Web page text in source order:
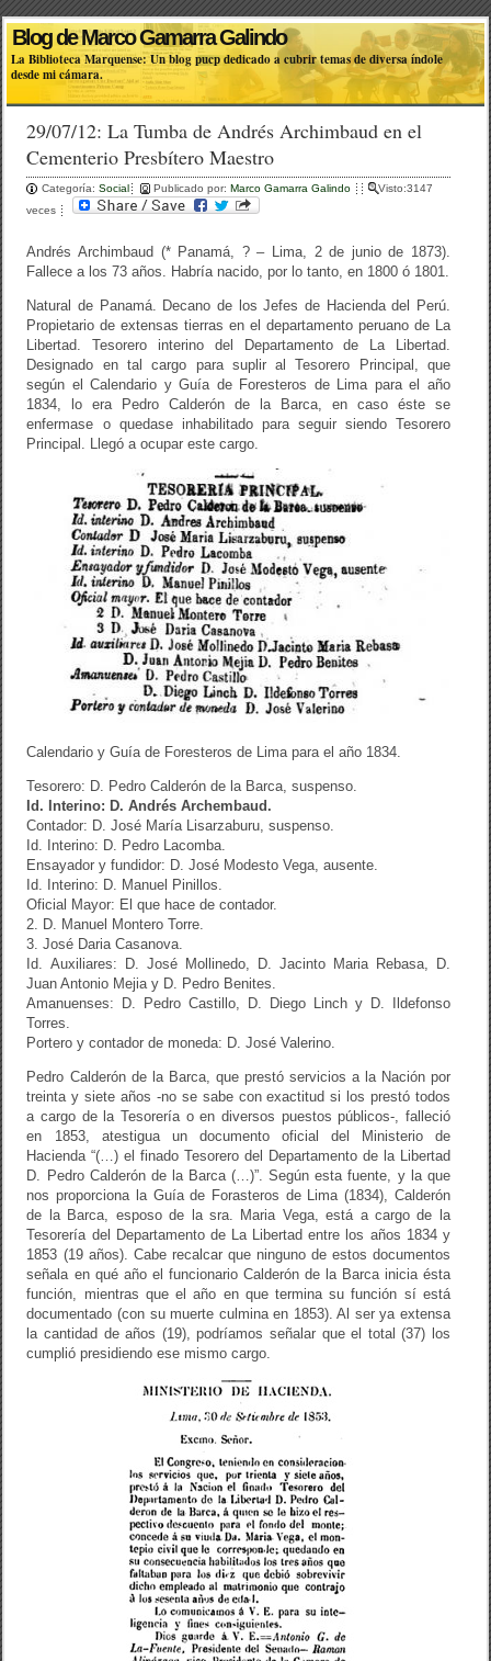
Blog de Marco Gamarra Galindo
La Biblioteca Marquense: Un blog pucp dedicado a cubrir temas de diversa índole
desde mi cámara.
29/07/12: La Tumba de Andrés Archimbaud en el
Cementerio Presbítero Maestro
Categoría:Social Publicado por:Marco Gamarra Galindo
Visto:3147
veces
Andrés Archimbaud (* Panamá, ? – Lima, 2 de junio de 1873).
Fallece a los 73 años. Habría nacido, por lo tanto, en 1800 ó 1801.
Natural de Panamá. Decano de los Jefes de Hacienda del Perú.
Propietario de extensas tierras en el departamento peruano de La
Libertad. Tesorero interino del Departamento de La Libertad.
Designado en tal cargo para suplir al Tesorero Principal, que
según el Calendario y Guía de Foresteros de Lima para el año
1834, lo era Pedro Calderón de la Barca, en caso éste se
enfermase o quedase inhabilitado para seguir siendo Tesorero
Principal. Llegó a ocupar este cargo.
Calendario y Guía de Foresteros de Lima para el año 1834.
Tesorero: D. Pedro Calderón de la Barca, suspenso.
Id. Interino: D. Andrés Archembaud.
Contador: D. José María Lisarzaburu, suspenso.
Id. Interino: D. Pedro Lacomba.
Ensayador y fundidor: D. José Modesto Vega, ausente.
Id. Interino: D. Manuel Pinillos.
Oficial Mayor: El que hace de contador.
2. D. Manuel Montero Torre.
3. José Daria Casanova.
Id. Auxiliares: D. José Mollinedo, D. Jacinto Maria Rebasa, D.
Juan Antonio Mejia y D. Pedro Benites.
Amanuenses: D. Pedro Castillo, D. Diego Linch y D. Ildefonso
Torres.
Portero y contador de moneda: D. José Valerino.
Pedro Calderón de la Barca, que prestó servicios a la Nación por
treinta y siete años -no se sabe con exactitud si los prestó todos
a cargo de la Tesorería o en diversos puestos públicos-, falleció
en 1853, atestigua un documento oficial del Ministerio de
Hacienda “(…) el finado Tesorero del Departamento de la Libertad
D. Pedro Calderón de la Barca (…)”. Según esta fuente, y la que
nos proporciona la Guía de Forasteros de Lima (1834), Calderón
de la Barca, esposo de la sra. Maria Vega, está a cargo de la
Tesorería del Departamento de La Libertad entre los años 1834 y
1853 (19 años). Cabe recalcar que ninguno de estos documentos
señala en qué año el funcionario Calderón de la Barca inicia ésta
función, mientras que el año en que termina su función sí está
documentado (con su muerte culmina en 1853). Al ser ya extensa
la cantidad de años (19), podríamos señalar que el total (37) los
cumplió presidiendo ese mismo cargo.